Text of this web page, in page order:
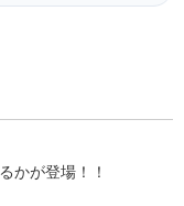
かが登場！！